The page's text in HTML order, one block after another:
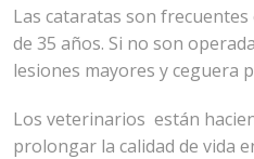
Las cataratas son
de 35 años. Si no son
lesiones mayores y ceguera
Los veterinarios están
prolongar la calidad de vida